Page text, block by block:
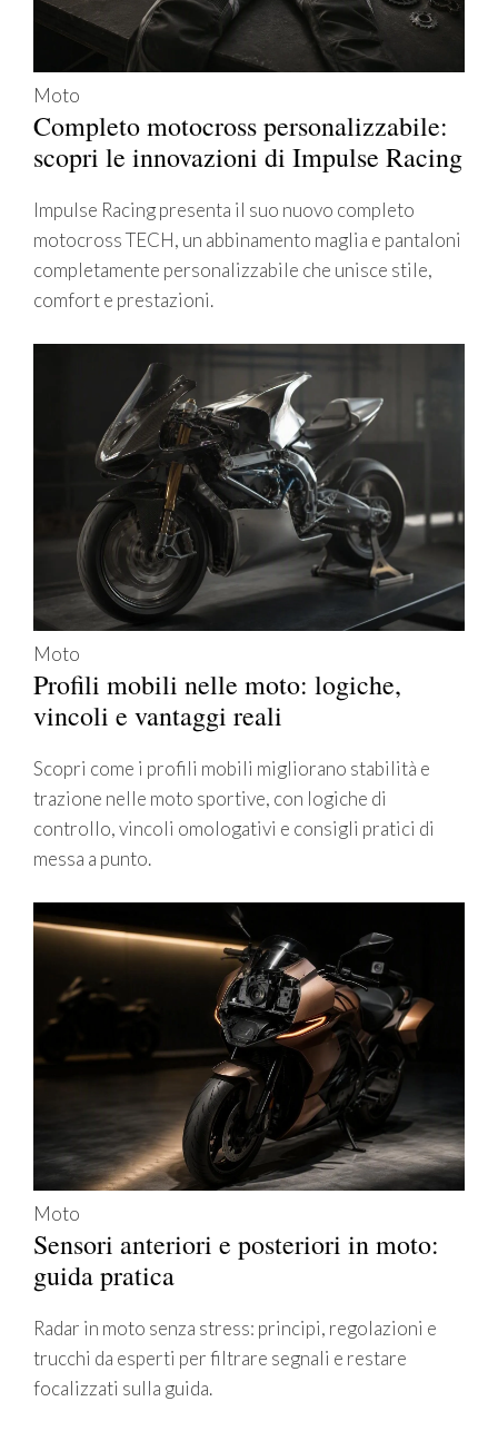
Moto
Completo motocross personalizzabile:
scopri le innovazioni di Impulse Racing
Impulse Racing presenta il suo nuovo completo
motocross TECH, un abbinamento maglia e pantaloni
completamente personalizzabile che unisce stile,
comfort e prestazioni.
Moto
Profili mobili nelle moto: logiche,
vincoli e vantaggi reali
Scopri come i profili mobili migliorano stabilità e
trazione nelle moto sportive, con logiche di
controllo, vincoli omologativi e consigli pratici di
messa a punto.
Moto
Sensori anteriori e posteriori in moto:
guida pratica
Radar in moto senza stress: principi, regolazioni e
trucchi da esperti per filtrare segnali e restare
focalizzati sulla guida.